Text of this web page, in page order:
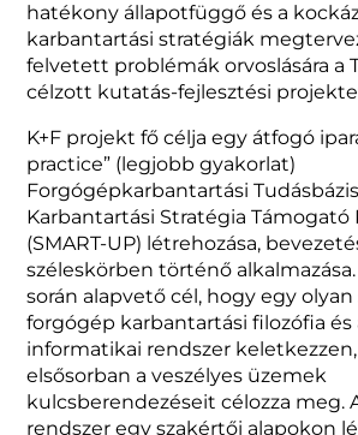
hatékony állapotfüggő és a
karbantartási stratégiák
felvetett problémák orvoslására a
célzott kutatás-fejlesztési
K+F projekt fő célja egy átfogó
practice” (legjobb gyakorlat)
Forgógépkarbantartási
Karbantartási Stratégia Támogató
(SMART-UP) létrehozása,
széleskörben történő
során alapvető cél, hogy egy olyan
forgógép karbantartási filozófia és
informatikai rendszer
elsősorban a veszélyes üzemek
kulcsberendezéseit célozza meg.
rendszer egy szakértői alapokon